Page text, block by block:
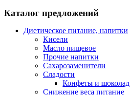
Каталог предложений
Диетическое питание, напитки
Кисели
Масло пищевое
Прочие напитки
Сахарозаменители
Сладости
Конфеты и шоколад
Снижение веса питание